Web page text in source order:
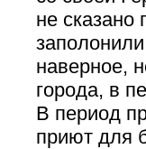
не сказано
наверное,
города, в
В период
приют для